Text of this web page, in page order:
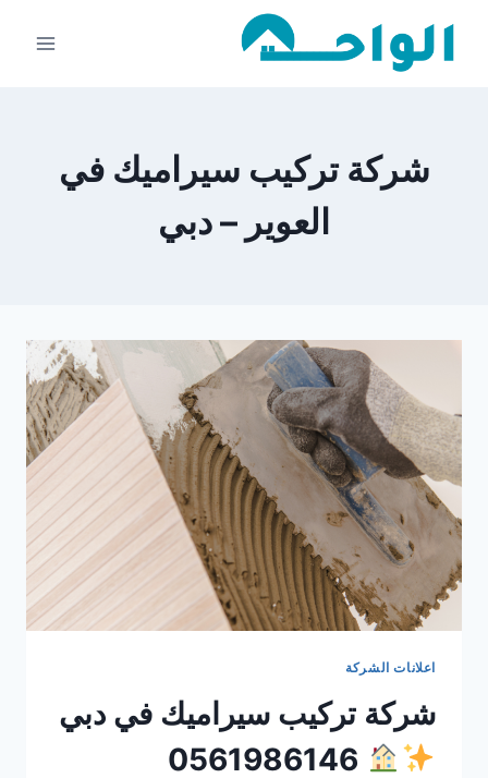
شركة تركيب سيراميك في
العوير – دبي
اعلانات الشركة
شركة تركيب سيراميك في دبي